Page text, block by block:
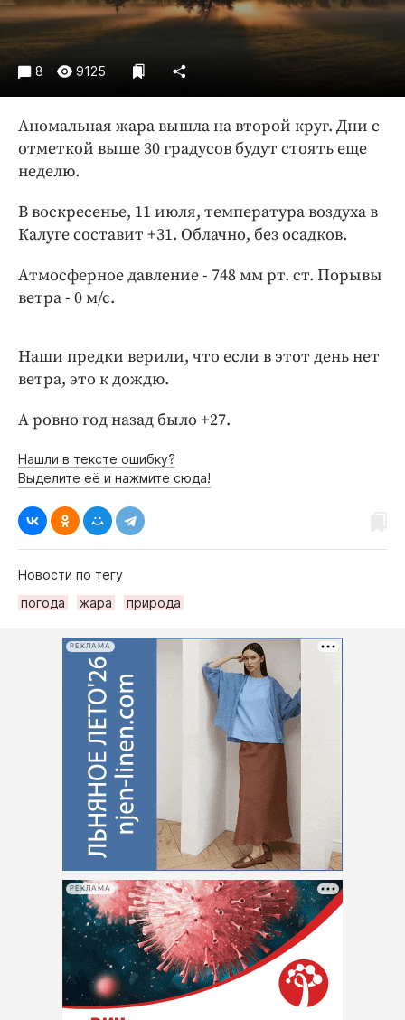
Происшествия
Спорт
Экономика и бизнес
ПРОЕКТЫ
Блоги
Издания
Интересное чтиво
Клиника года
Бренд года
Работодатель года
8 9125
Аномальная жара вышла на второй круг. Дни с
отметкой выше 30 градусов будут стоять еще
неделю.
В воскресенье, 11 июля, температура воздуха в
Калуге составит +31. Облачно, без осадков.
Атмосферное давление - 748 мм рт. ст. Порывы
ветра - 0 м/с.
Наши предки верили, что если в этот день нет
ветра, это к дождю.
А ровно год назад было +27.
Нашли в тексте ошибку?
Выделите её и нажмите сюда!
Новости по тегу
погода
жара природа
РЕКЛАМА
РЕКЛАМА